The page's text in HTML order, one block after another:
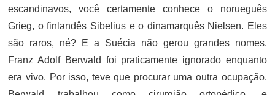
escandinavos, você certamente conhece o norueguês
Grieg, o finlandês Sibelius e o dinamarquês Nielsen. Eles
são raros, né? E a Suécia não gerou grandes nomes.
Franz Adolf Berwald foi praticamente ignorado enquanto
era vivo. Por isso, teve que procurar uma outra ocupação.